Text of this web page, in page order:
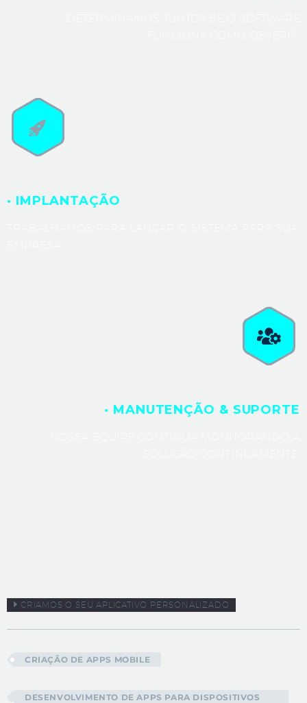
· IMPLANTAÇÃO
· MANUTENÇÃO & SUPORTE
CRIAMOS O SEU APLICATIVO PERSONALIZADO
CRIAÇÃO DE APPS MOBILE
DESENVOLVIMENTO DE APPS PARA DISPOSITIVOS